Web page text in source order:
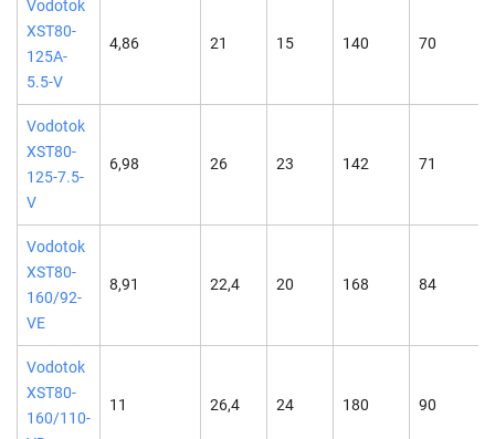
Vodotok
XST80-
125A-
5.5-V
4,86 21 15 140 70
Vodotok
XST80-
125-7.5-
V
6,98 26 23 142 71
Vodotok
XST80-
160/92-
VE
8,91 22,4 20 168 84
Vodotok
XST80-
160/110-
11 26,4 24 180 90